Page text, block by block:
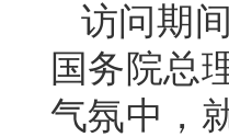
访问期
国务院总
气氛中，